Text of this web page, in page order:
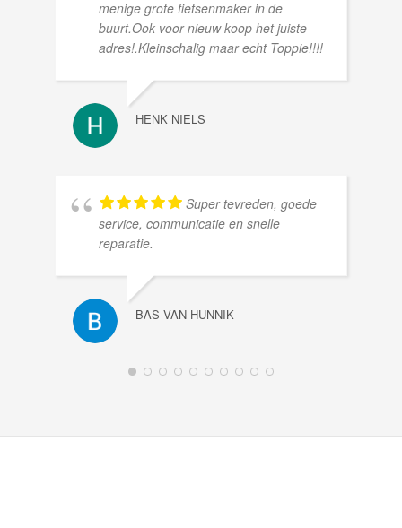
menige grote fietsenmaker in de
buurt.Ook voor nieuw koop het juiste
adres!.Kleinschalig maar echt Toppie!!!!
HENK NIELS
Super tevreden, goede
service, communicatie en snelle
reparatie.
BAS VAN HUNNIK